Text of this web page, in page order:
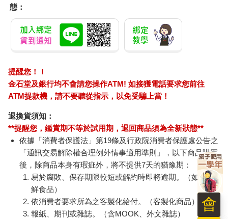
態：
提醒您！！
金石堂及銀行均不會請您操作ATM! 如接獲電話要求您前往
ATM提款機，請不要聽從指示，以免受騙上當！
退換貨須知：
**提醒您，鑑賞期不等於試用期，退回商品須為全新狀態**
依據「消費者保護法」第19條及行政院消費者保護處公告之
「通訊交易解除權合理例外情事適用準則」，以下商品購買
後，除商品本身有瑕疵外，將不提供7天的猶豫期：
易於腐敗、保存期限較短或解約時即將逾期。（如：生
鮮食品）
依消費者要求所為之客製化給付。（客製化商品）
報紙、期刊或雜誌。（含MOOK、外文雜誌）
會